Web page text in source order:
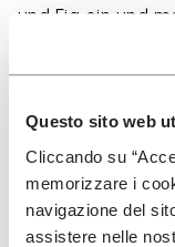
Questo sito web
Cliccando su
memorizzare i
navigazione del
assistere nelle
und Fig ein und
Rhythmus.
Höhen vom